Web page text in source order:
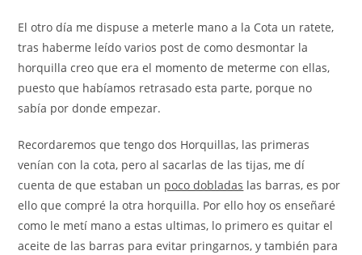
El otro día me dispuse a meterle mano a la Cota un ratete,
tras haberme leído varios post de como desmontar la
horquilla creo que era el momento de meterme con ellas,
puesto que habíamos retrasado esta parte, porque no
sabía por donde empezar.
Recordaremos que tengo dos Horquillas, las primeras
venían con la cota, pero al sacarlas de las tijas, me dí
cuenta de que estaban un poco dobladas las barras, es por
ello que compré la otra horquilla. Por ello hoy os enseñaré
como le metí mano a estas ultimas, lo primero es quitar el
aceite de las barras para evitar pringarnos, y también para